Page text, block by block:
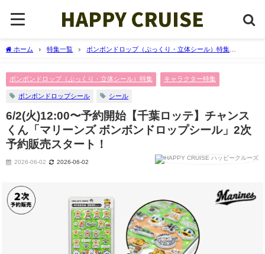
ホーム 特集一覧
ボンボンドロップ（ぷっくり・立体シール）特集
ボンボンドロップ（ぷっくり・立体シール）特集
キャラクター特集
ボンボンドロップシール シール
6/2(火)12:00〜予約開始【千葉ロッテ】チャンス
くん「マリーンズ ボンボンドロップシール」2次
予約販売スタート！
2026-06-02 2026-06-02